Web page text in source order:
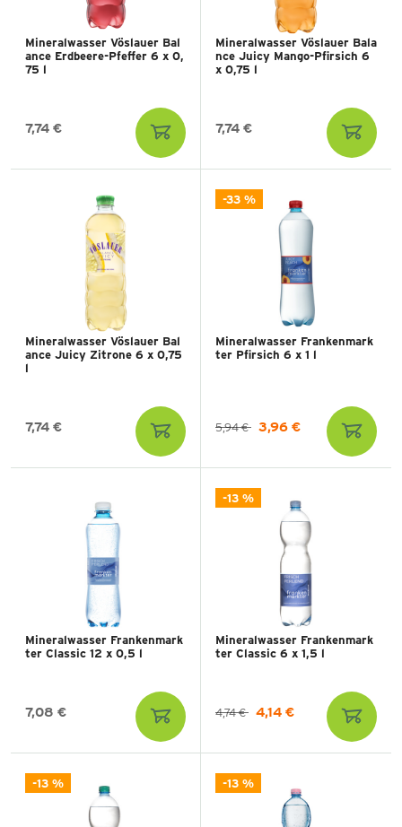
Mineralwasser Vöslauer Bal
ance Erdbeere-Pfeffer 6 x 0,
75 l
7,74 €
Mineralwasser Vöslauer Bala
nce Juicy Mango-Pfirsich 6
x 0,75 l
7,74 €
Mineralwasser Vöslauer Bal
ance Juicy Zitrone 6 x 0,75
l
7,74 €
-33 %
Mineralwasser Frankenmark
ter Pfirsich 6 x 1 l
5,94 € 3,96 €
Mineralwasser Frankenmark
ter Classic 12 x 0,5 l
7,08 €
-13 %
Mineralwasser Frankenmark
ter Classic 6 x 1,5 l
4,74 € 4,14 €
-13 % -13 %